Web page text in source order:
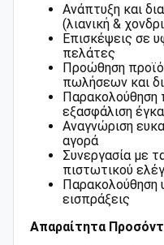
Ανάπτυξη και
(λιανική &
Επισκέψεις σε
πελάτες
Προώθηση
πωλήσεων και
Παρακολούθηση
εξασφάλιση
Αναγνώριση
αγορά
Συνεργασία με
πιστωτικού
Παρακολούθηση
εισπράξεις
Απαραίτητα